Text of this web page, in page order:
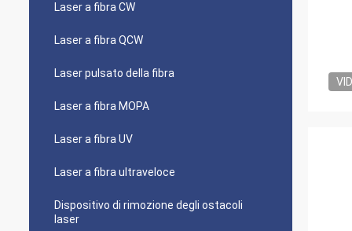
Laser a fibra CW
Laser a fibra QCW
Laser pulsato della fibra
Laser a fibra MOPA
Laser a fibra UV
Laser a fibra ultraveloce
Dispositivo di rimozione degli ostacoli
laser